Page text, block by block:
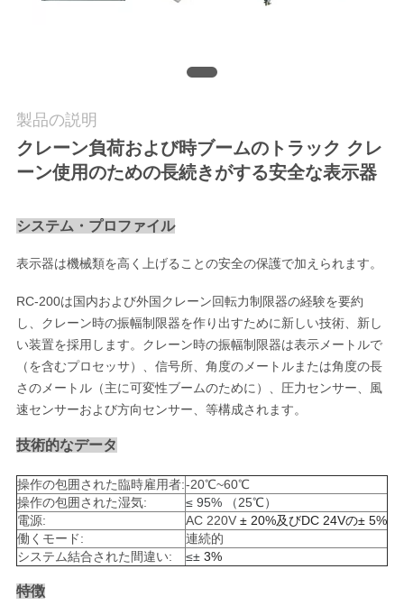
絡
し
下
さ
い
引
用
を
要
求
し
て
製品の説明
クレーン負荷および時ブームのトラック クレ
ーン使用のための長続きがする安全な表示器
システム・プロファイル
表示器は機械類を高く上げることの安全の保護で加えられます。
RC-200は国内および外国クレーン回転力制限器の経験を要約
し、クレーン時の振幅制限器を作り出すために新しい技術、新し
い装置を採用します。クレーン時の振幅制限器は表示メートルで
（を含むプロセッサ）、信号所、角度のメートルまたは角度の長
さのメートル（主に可変性ブームのために）、圧力センサー、風
速センサーおよび方向センサー、等構成されます。
技術的なデータ
操作の包囲された臨時雇用者:-20℃~60℃
操作の包囲された湿気:
≤ 95% （25℃）
電源:
AC 220V ± 20%及びDC 24Vの± 5%
働くモード:
連続的
システム結合された間違い:
≤± 3%
特徴